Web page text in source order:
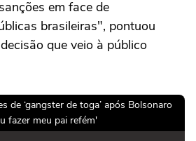
em face de
brasileiras", pontuou
que veio à público
de ‘gangster de toga’ após Bolsonaro
fazer meu pai refém'